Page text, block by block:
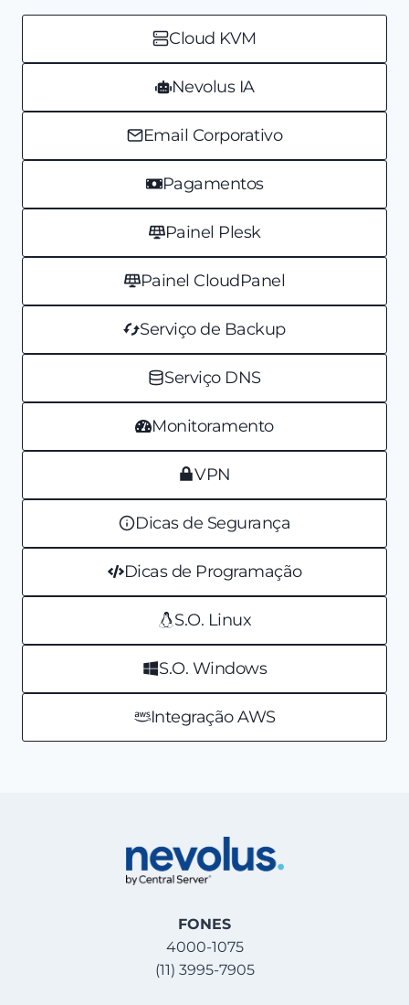
Cloud KVM
Nevolus IA
Email Corporativo
Pagamentos
Painel Plesk
Painel CloudPanel
Serviço de Backup
Serviço DNS
Monitoramento
VPN
Dicas de Segurança
Dicas de Programação
S.O. Linux
S.O. Windows
Integração AWS
FONES
4000-1075
(11) 3995-7905